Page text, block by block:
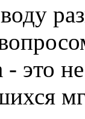
- это